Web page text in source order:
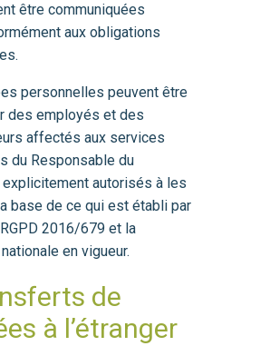
être communiquées
aux obligations
personnelles peuvent être
des employés et des
affectés aux services
du Responsable du
autorisés à les
base de ce qui est établi par
RGPD 2016/679 et la
en vigueur.
de
à l’étranger